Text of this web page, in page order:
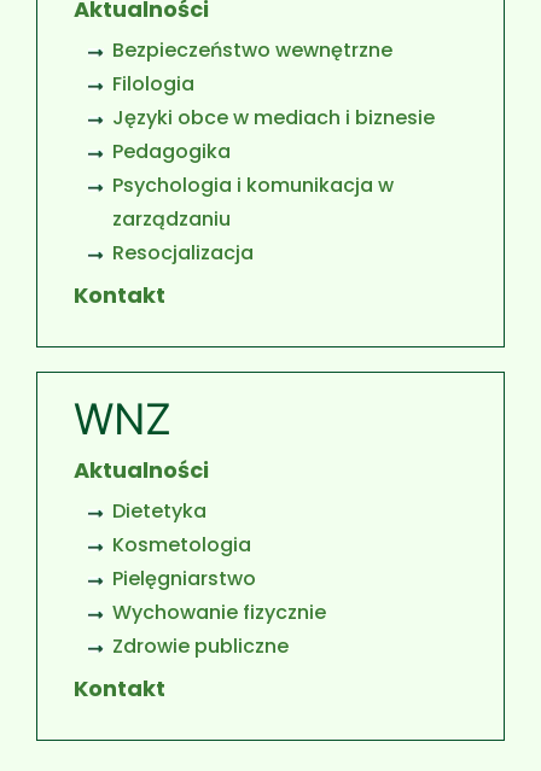
Aktualności
Bezpieczeństwo wewnętrzne
Filologia
Języki obce w mediach i biznesie
Pedagogika
Psychologia i komunikacja w
zarządzaniu
Resocjalizacja
Kontakt
WNZ
Aktualności
Dietetyka
Kosmetologia
Pielęgniarstwo
Wychowanie fizycznie
Zdrowie publiczne
Kontakt